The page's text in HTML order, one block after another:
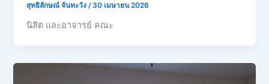
สุทธิลักษณ์ จันทะวัง/30 เมษายน 2026
นิสิต และอาจารย์ คณะ